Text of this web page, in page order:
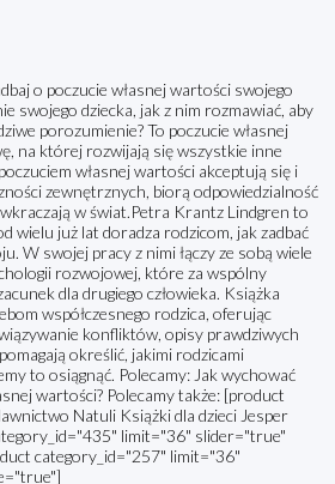
o poczucie własnej wartości swojego
swojego dziecka, jak z nim rozmawiać, aby
porozumienie? To poczucie własnej
na której rozwijają się wszystkie inne
własnej wartości akceptują się i
zewnętrznych, biorą odpowiedzialność
w świat.Petra Krantz Lindgren to
wielu już lat doradza rodzicom, jak zadbać
W swojej pracy z nimi łączy ze sobą wiele
rozwojowej, które za wspólny
dla drugiego człowieka. Książka
współczesnego rodzica, oferując
konfliktów, opisy prawdziwych
określić, jakimi rodzicami
to osiągnąć. Polecamy: Jak wychować
wartości? Polecamy także: [product
Natuli Książki dla dzieci Jesper
limit="36" slider="true"
category_id="257" limit="36"